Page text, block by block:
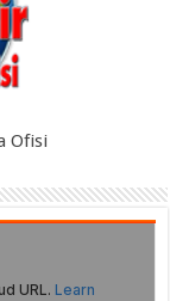
Ofisi